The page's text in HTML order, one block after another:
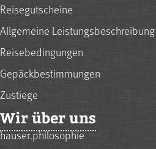
Reisegutscheine
Allgemeine Leistungsbeschreibung
Reisebedingungen
Gepäckbestimmungen
Zustiege
Wir über uns
hauser.philosophie